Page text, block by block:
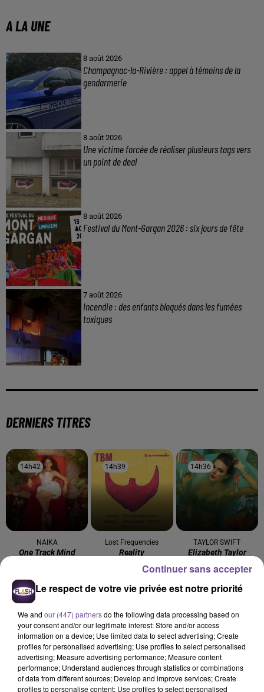
A LA UNE
8 août 2026
Champagnac-la-Rivière : appel à témoins de la
gendarmerie
8 août 2026
Une victime forcée de réaliser plusieurs tags vers
un point de deal
8 août 2026
Festival du Mont-Gargan 2026 : six jours de fête
7 août 2026
Incendie : des enfants bloqués dans les fumées
toxiques
DERNIERS TITRES
14h42
14h42
NAIKA
One Track Mind
14h39
14h39
Lost Frequencies
Reality
14h36
14h36
TAYLOR SWIFT
Elizabeth Taylor
14h32
14h32
JECK
La Recette
Lady Gaga
Alejandro
ANGÈLE FEAT. JUSTICE
What You Want
Le respect de votre vie privée est notre priorité
We and our (447) partnersdo the following data processing based on
your consent and/or our legitimate interest: Store and/or access
information on a device; Use limited data to select advertising; Create
profiles for personalised advertising; Use profiles to select personalised
advertising; Measure advertising performance; Measure content
performance; Understand audiences through statistics or combinations
of data from different sources; Develop and improve services; Create
profiles to personalise content; Use profiles to select personalised
Continuer sans accepter